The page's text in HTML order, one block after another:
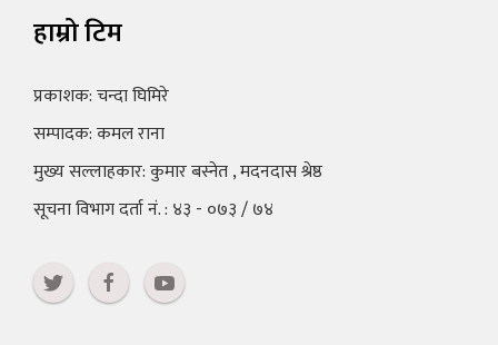
हाम्रो टिम
प्रकाशक: चन्दा घिमिरे
सम्पादक: कमल राना
मुख्य सल्लाहकार: कुमार बस्नेत , मदनदास श्रेष्ठ
सूचना विभाग दर्ता नं. : ४३ - ०७३ / ७४